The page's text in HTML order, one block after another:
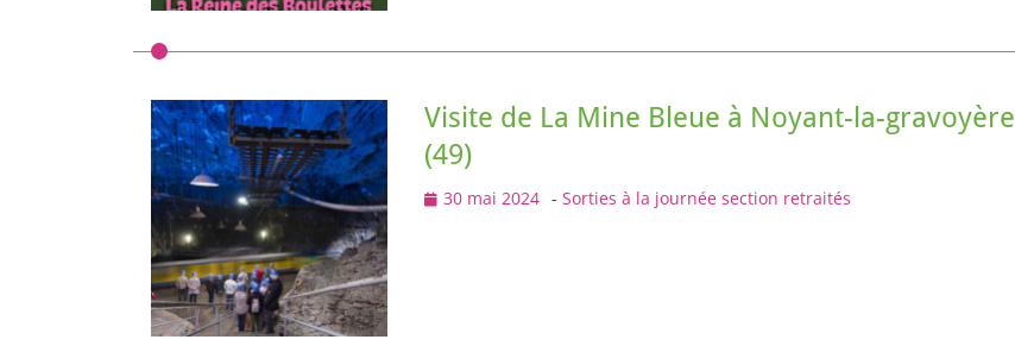
Visite de La Mine Bleue à Noyant-la-gravoyère
(49)
Posted
30 mai 2024 - Sorties à la journée section retraités